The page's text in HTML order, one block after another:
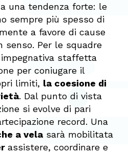
una tendenza forte: le
sempre più spesso di
a favore di cause
senso. Per le squadre
staffetta
per coniugare il
limiti, la coesione di
. Dal punto di vista
si evolve di pari
record. Una
a vela sarà mobilitata
assistere, coordinare e